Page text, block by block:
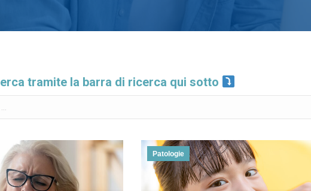
tramite la barra di ricerca qui sotto
Patologie